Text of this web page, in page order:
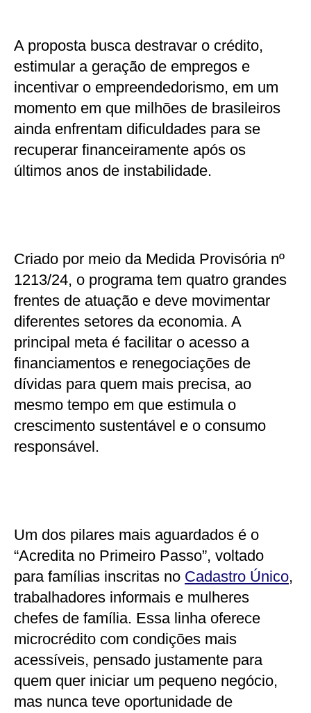
A proposta busca destravar o crédito,
estimular a geração de empregos e
incentivar o empreendedorismo, em um
momento em que milhões de brasileiros
ainda enfrentam dificuldades para se
recuperar financeiramente após os
últimos anos de instabilidade.
Criado por meio da Medida Provisória nº
1213/24, o programa tem quatro grandes
frentes de atuação e deve movimentar
diferentes setores da economia. A
principal meta é facilitar o acesso a
financiamentos e renegociações de
dívidas para quem mais precisa, ao
mesmo tempo em que estimula o
crescimento sustentável e o consumo
responsável.
Um dos pilares mais aguardados é o
“Acredita no Primeiro Passo”, voltado
para famílias inscritas no Cadastro Único,
trabalhadores informais e mulheres
chefes de família. Essa linha oferece
microcrédito com condições mais
acessíveis, pensado justamente para
quem quer iniciar um pequeno negócio,
mas nunca teve oportunidade de